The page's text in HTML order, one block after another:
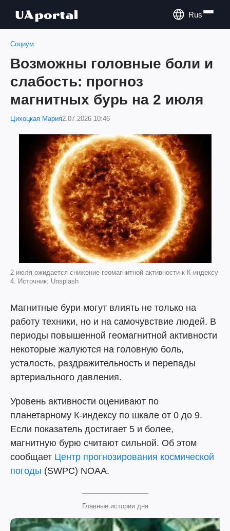
Rus
Социум
Возможны головные боли и
слабость: прогноз
магнитных бурь на 2 июля
Цихоцкая Мария2.07.2026 10:46
2 июля ожидается снижение геомагнитной активности к К-индексу
4. Источник: Unsplash
Магнитные бури могут влиять не только на
работу техники, но и на самочувствие людей. В
периоды повышенной геомагнитной активности
некоторые жалуются на головную боль,
усталость, раздражительность и перепады
артериального давления.
Уровень активности оценивают по
планетарному К-индексу по шкале от 0 до 9.
Если показатель достигает 5 и более,
магнитную бурю считают сильной. Об этом
сообщает Центр прогнозирования космической
погоды (SWPC) NOAA.
Главные истории дня